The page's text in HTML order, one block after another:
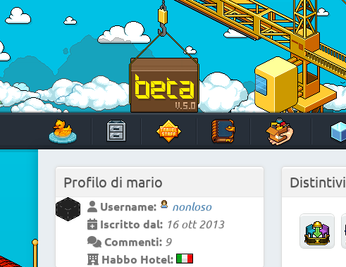
Skip
to
content
HabboTravel
Un viaggio di pixel!
Profilo di mario
Username:
nonloso
Iscritto dal: 16 ott 2013
Commenti: 9
Habbo Hotel:
Distintivi